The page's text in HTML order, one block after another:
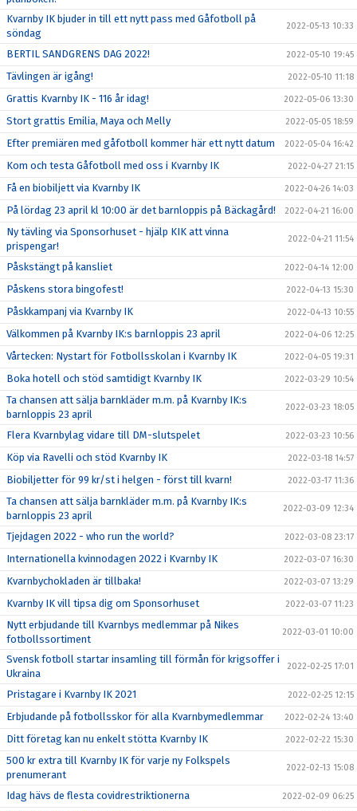
Kvarnby IK bjuder in till ett nytt pass med Gåfotboll på
söndag
2022-05-13 10:33
BERTIL SANDGRENS DAG 2022! 2022-05-10 19:45
Tävlingen är igång! 2022-05-10 11:18
Grattis Kvarnby IK - 116 år idag! 2022-05-06 13:30
Stort grattis Emilia, Maya och Melly 2022-05-05 18:59
Efter premiären med gåfotboll kommer här ett nytt datum 2022-05-04 16:42
Kom och testa Gåfotboll med oss i Kvarnby IK 2022-04-27 21:15
Få en biobiljett via Kvarnby IK 2022-04-26 14:03
På lördag 23 april kl 10:00 är det barnloppis på Bäckagård! 2022-04-21 16:00
Ny tävling via Sponsorhuset - hjälp KIK att vinna
prispengar!
2022-04-21 11:54
Påskstängt på kansliet 2022-04-14 12:00
Påskens stora bingofest! 2022-04-13 15:30
Påskkampanj via Kvarnby IK 2022-04-13 10:55
Välkommen på Kvarnby IK:s barnloppis 23 april 2022-04-06 12:25
Vårtecken: Nystart för Fotbollsskolan i Kvarnby IK 2022-04-05 19:31
Boka hotell och stöd samtidigt Kvarnby IK 2022-03-29 10:54
Ta chansen att sälja barnkläder m.m. på Kvarnby IK:s
barnloppis 23 april
2022-03-23 18:05
Flera Kvarnbylag vidare till DM-slutspelet 2022-03-23 10:56
Köp via Ravelli och stöd Kvarnby IK 2022-03-18 14:57
Biobiljetter för 99 kr/st i helgen - först till kvarn! 2022-03-17 11:36
Ta chansen att sälja barnkläder m.m. på Kvarnby IK:s
barnloppis 23 april
2022-03-09 12:34
Tjejdagen 2022 - who run the world? 2022-03-08 23:17
Internationella kvinnodagen 2022 i Kvarnby IK 2022-03-07 16:30
Kvarnbychokladen är tillbaka! 2022-03-07 13:29
Kvarnby IK vill tipsa dig om Sponsorhuset 2022-03-07 11:23
Nytt erbjudande till Kvarnbys medlemmar på Nikes
fotbollssortiment
2022-03-01 10:00
Svensk fotboll startar insamling till förmån för krigsoffer i
Ukraina
2022-02-25 17:01
Pristagare i Kvarnby IK 2021 2022-02-25 12:15
Erbjudande på fotbollsskor för alla Kvarnbymedlemmar 2022-02-24 13:40
Ditt företag kan nu enkelt stötta Kvarnby IK 2022-02-22 15:30
500 kr extra till Kvarnby IK för varje ny Folkspels
prenumerant
2022-02-13 15:08
Idag hävs de flesta covidrestriktionerna 2022-02-09 06:25